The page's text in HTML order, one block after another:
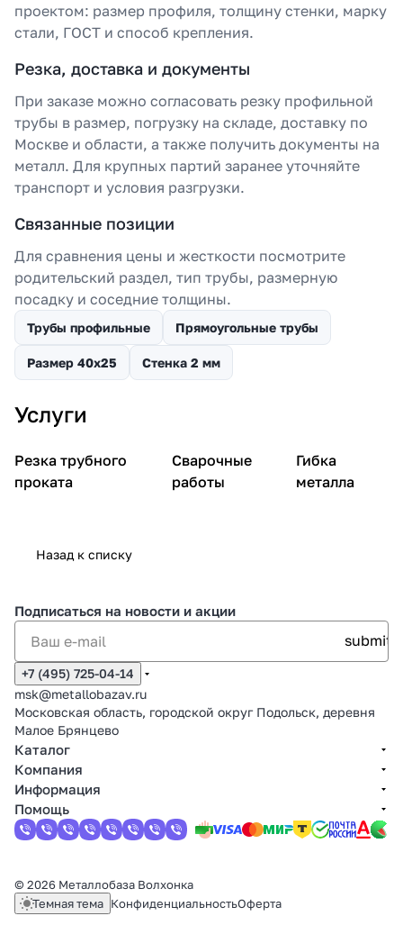
проектом: размер профиля, толщину стенки, марку
стали, ГОСТ и способ крепления.
Резка, доставка и документы
При заказе можно согласовать резку профильной
трубы в размер, погрузку на складе, доставку по
Москве и области, а также получить документы на
металл. Для крупных партий заранее уточняйте
транспорт и условия разгрузки.
Связанные позиции
Для сравнения цены и жесткости посмотрите
родительский раздел, тип трубы, размерную
посадку и соседние толщины.
Трубы профильные Прямоугольные трубы
Размер 40х25 Стенка 2 мм
Услуги
Резка трубного
проката
Сварочные
работы
Гибка
металла
Назад к списку
Подписаться на новости и акции
+7 (495) 725-04-14
msk@metallobazav.ru
Московская область, городской округ Подольск, деревня
Малое Брянцево
Каталог
Компания
Информация
Помощь
© 2026 Металлобаза Волхонка
Темная тема КонфиденциальностьОферта